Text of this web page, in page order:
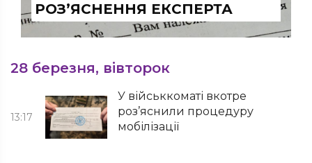
РОЗ’ЯСНЕННЯ ЕКСПЕРТА
28 березня, вівторок
13:17
У військкоматі вкотре
роз’яснили процедуру
мобілізації